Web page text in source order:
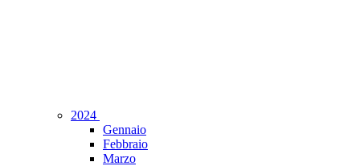
2024
Gennaio
Febbraio
Marzo